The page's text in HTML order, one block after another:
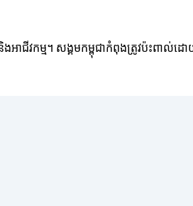
ជីវកម្ម។ សង្គមកម្ពុជាកំពុងត្រូវប៉ះពាល់ដ